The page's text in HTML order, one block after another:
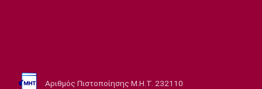
ΕπικαιρότηταΑριθμός Πιστοποίησης Μ.Η.Τ. 232110